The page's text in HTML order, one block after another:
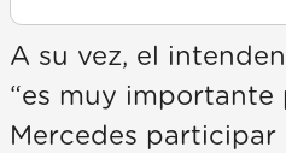
A su vez, el
“es muy importante
Mercedes